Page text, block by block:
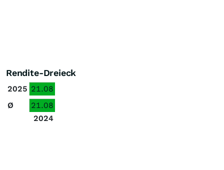
Rendite-Dreieck
2025 21.08
Ø
21.08
2024